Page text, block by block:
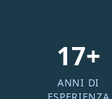
17+
ANNI DI